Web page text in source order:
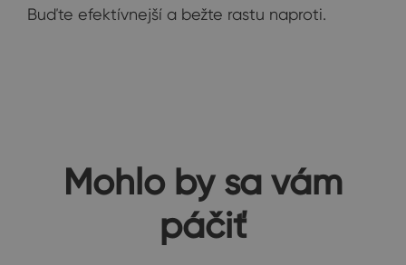
Buďte efektívnejší a bežte rastu naproti.
Mohlo by sa vám
páčiť